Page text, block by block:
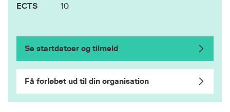
ECTS 10
Se startdatoer og tilmeld
Få forløbet ud til din organisation